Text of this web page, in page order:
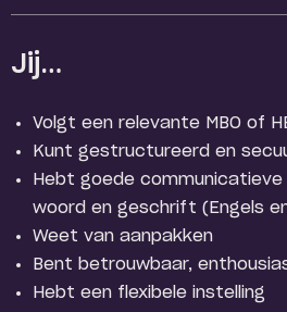
Jij…
Volgt een relevante MBO of
Kunt gestructureerd en
Hebt goede communicatieve
woord en geschrift (Engels
Weet van aanpakken
Bent betrouwbaar,
Hebt een flexibele instelling